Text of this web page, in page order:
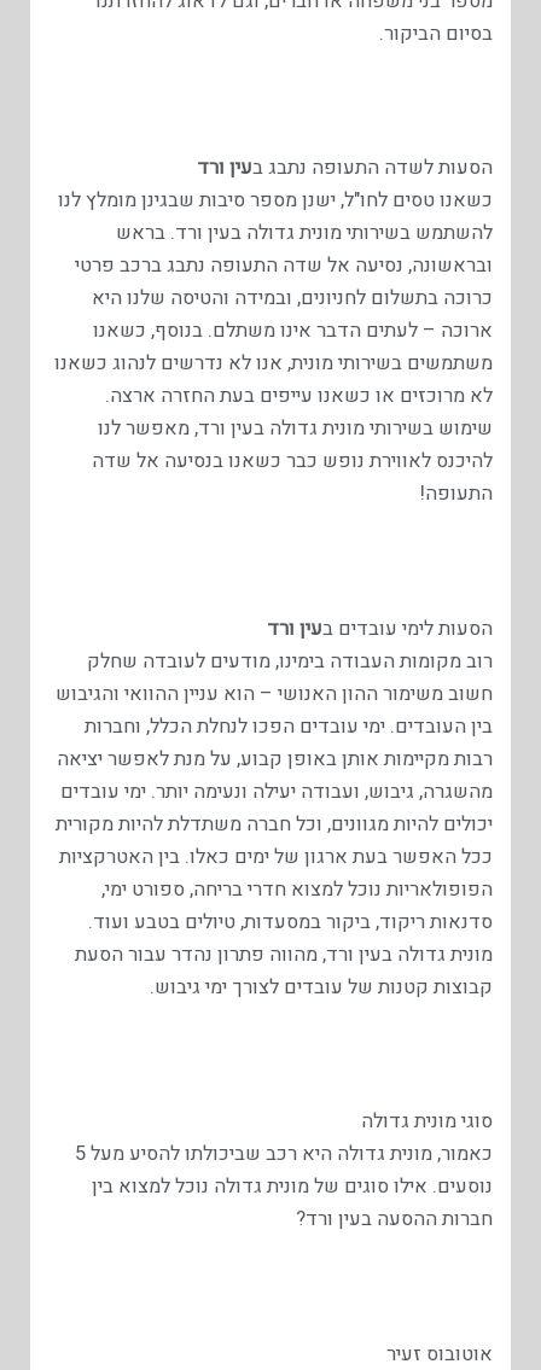
בסיום הביקור.
הסעות לשדה התעופה נתבג בעין ורד
כשאנו טסים לחו"ל, ישנן מספר סיבות שבגינן מומלץ לנו
להשתמש בשירותי מונית גדולה בעין ורד. בראש
ובראשונה, נסיעה אל שדה התעופה נתבג ברכב פרטי
כרוכה בתשלום לחניונים, ובמידה והטיסה שלנו היא
ארוכה – לעתים הדבר אינו משתלם. בנוסף, כשאנו
משתמשים בשירותי מונית, אנו לא נדרשים לנהוג כשאנו
לא מרוכזים או כשאנו עייפים בעת החזרה ארצה.
שימוש בשירותי מונית גדולה בעין ורד, מאפשר לנו
להיכנס לאווירת נופש כבר כשאנו בנסיעה אל שדה
התעופה!
הסעות לימי עובדים בעין ורד
רוב מקומות העבודה בימינו, מודעים לעובדה שחלק
חשוב משימור ההון האנושי – הוא עניין ההוואי והגיבוש
בין העובדים. ימי עובדים הפכו לנחלת הכלל, וחברות
רבות מקיימות אותן באופן קבוע, על מנת לאפשר יציאה
מהשגרה, גיבוש, ועבודה יעילה ונעימה יותר. ימי עובדים
יכולים להיות מגוונים, וכל חברה משתדלת להיות מקורית
ככל האפשר בעת ארגון של ימים כאלו. בין האטרקציות
הפופולאריות נוכל למצוא חדרי בריחה, ספורט ימי,
סדנאות ריקוד, ביקור במסעדות, טיולים בטבע ועוד.
מונית גדולה בעין ורד, מהווה פתרון נהדר עבור הסעת
קבוצות קטנות של עובדים לצורך ימי גיבוש.
סוגי מונית גדולה
כאמור, מונית גדולה היא רכב שביכולתו להסיע מעל 5
נוסעים. אילו סוגים של מונית גדולה נוכל למצוא בין
חברות ההסעה בעין ורד?
אוטובוס זעיר